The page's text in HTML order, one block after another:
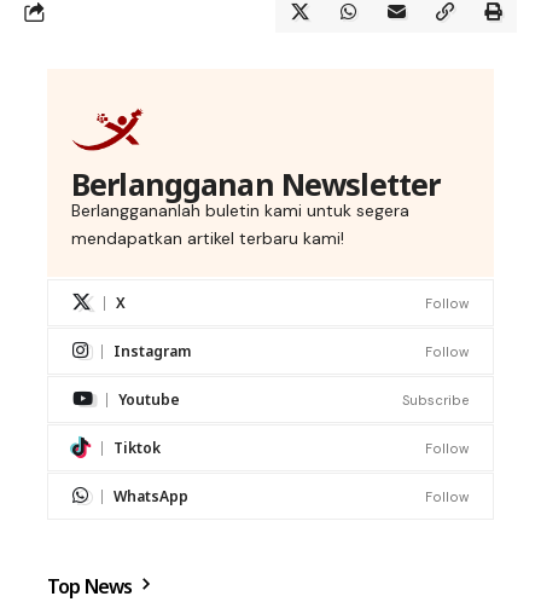
Berlangganan Newsletter
Berlanggananlah buletin kami untuk segera
mendapatkan artikel terbaru kami!
X Follow
Instagram Follow
Youtube Subscribe
Tiktok Follow
WhatsApp Follow
Top News